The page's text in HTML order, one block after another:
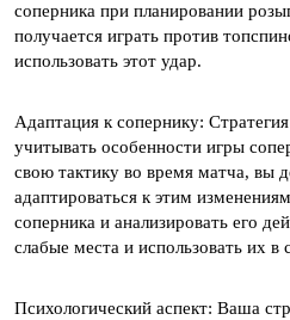
соперника при планировании
получается играть против
использовать этот удар.
Адаптация к сопернику:
учитывать особенности игры
свою тактику во время матча, вы
адаптироваться к этим
соперника и анализировать его
слабые места и использовать их в
Психологический аспект: Ваша